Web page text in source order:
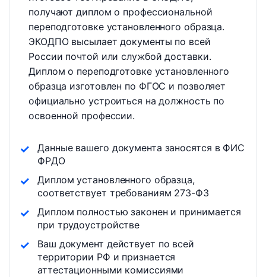
получают диплом о профессиональной
переподготовке установленного образца.
ЭКОДПО высылает документы по всей
России почтой или службой доставки.
Диплом о переподготовке установленного
образца изготовлен по ФГОС и позволяет
официально устроиться на должность по
освоенной профессии.
Данные вашего документа заносятся в ФИС
ФРДО
Диплом установленного образца,
соответствует требованиям 273-ФЗ
Диплом полностью законен и принимается
при трудоустройстве
Ваш документ действует по всей
территории РФ и признается
аттестационными комиссиями